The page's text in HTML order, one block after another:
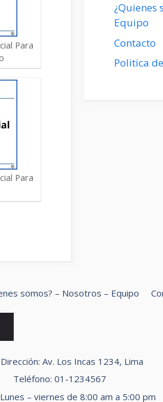
Para
Para
¿Quienes
Equipo
Contacto
Politica
somos? – Nosotros – Equipo
Av. Los Incas 1234, Lima
Teléfono: 01-1234567
– viernes de 8:00 am a 5:00 pm